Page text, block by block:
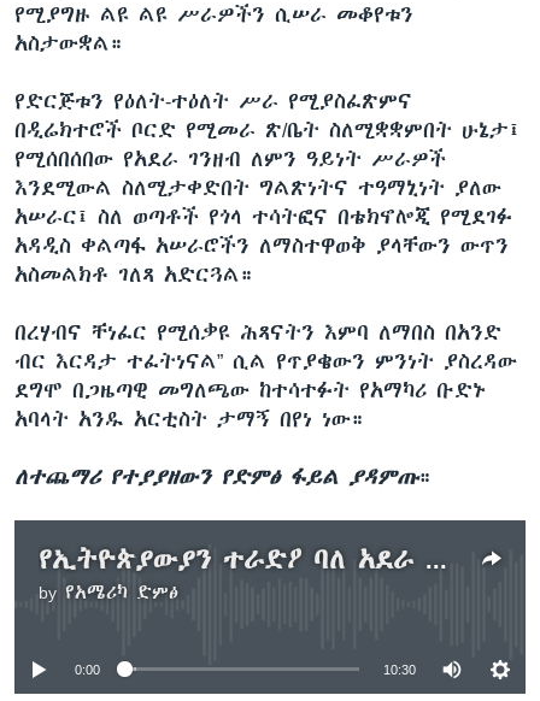
የሚያግዙ ልዩ ልዩ ሥራዎችን ሲሠራ መቆየቱን
አስታውቋል።
የድርጅቱን የዕለት-ተዕለት ሥራ የሚያስፈጽምና
በዲሬክተሮች ቦርድ የሚመራ ጽ/ቤት ስለሚቋቋምበት ሁኔታ፤
የሚሰበሰበው የአደራ ገንዘብ ለምን ዓይነት ሥራዎች
እንደሚውል ስለሚታቀድበት ግልጽነትና ተዓማኒነት ያለው
አሠራር፤ ስለ ወጣቶች የጎላ ተሳትፎና በቴክኖሎጂ የሚደገፉ
አዳዲስ ቀልጣፋ አሠራሮችን ለማስተዋወቅ ያላቸውን ውጥን
አስመልክቶ ገለጻ አድርጓል።
በረሃብና ቸነፈር የሚሰቃዩ ሕጻናትን እምባ ለማበስ በአንድ
ብር እርዳታ ተፈትነናል” ሲል የጥያቄውን ምንነት ያስረዳው
ደግሞ በጋዜጣዊ መግለጫው ከተሳተፉት የአማካሪ ቡድኑ
አባላት አንዱ አርቲስት ታማኝ በየነ ነው።
ለተጨማሪ የተያያዘውን የድምፅ ፋይል ያዳምጡ።
የኢትዮጵያውያን ተራድዖ ባለ አደራ ምክር ቤት አማካሪዎች የወራት ክንውንና የነገ ትልሞች
by የአሜሪካ ድምፅ
No media source currently available
0:00 10:30